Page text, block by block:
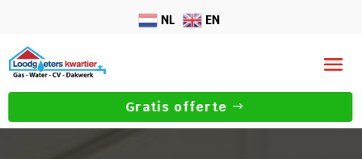
NL EN
Gratis offerte